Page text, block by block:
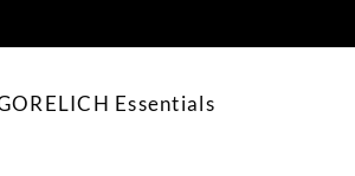
Essentials